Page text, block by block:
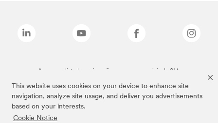
This website uses cookies on your device to enhance site
navigation, analyze site usage, and deliver you advertisements
based on your interests.
Cookie Notice
As marcas listadas a cima são marcas comerciais da 3M.